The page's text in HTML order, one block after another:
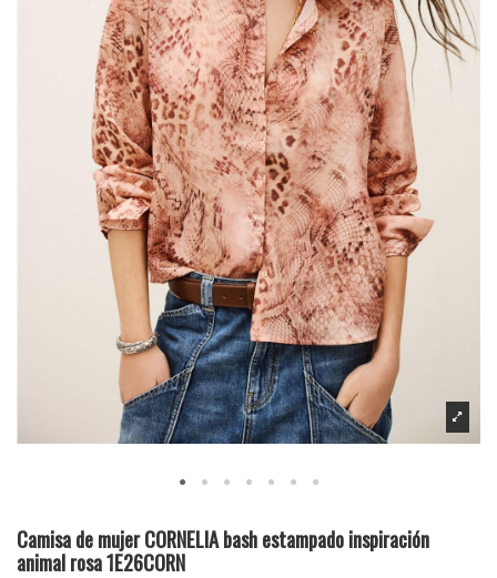
Camisa de mujer CORNELIA bash estampado inspiración
animal rosa 1E26CORN